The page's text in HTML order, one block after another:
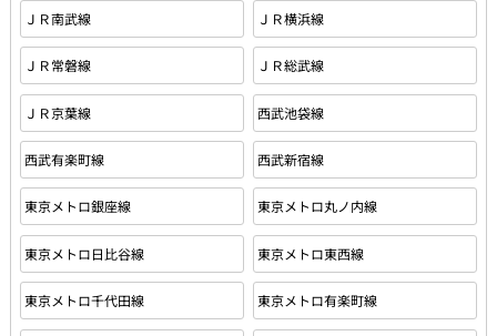
ＪＲ南武線 ＪＲ横浜線
ＪＲ常磐線 ＪＲ総武線
ＪＲ京葉線 西武池袋線
西武有楽町線 西武新宿線
東京メトロ銀座線 東京メトロ丸ノ内線
東京メトロ日比谷線 東京メトロ東西線
東京メトロ千代田線 東京メトロ有楽町線